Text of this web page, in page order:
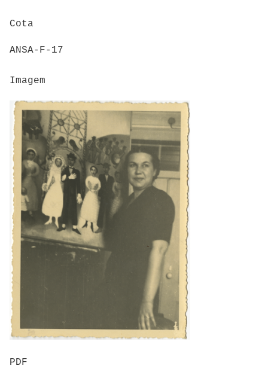
Cota
ANSA-F-17
Imagem
PDF